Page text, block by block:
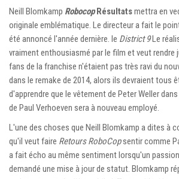
Neill Blomkamp RobocopRésultatsmettra en
originale emblématique. Le directeur a fait le
été annoncé l'année dernière. le District 9Le
vraiment enthousiasmé par le film et veut rendre
fans de la franchise n'étaient pas très ravi du
dans le remake de 2014, alors ils devraient tous
d'apprendre que le vêtement de Peter Weller
de Paul Verhoeven sera à nouveau employé.
L'une des choses que Neill Blomkamp a dites à
qu'il veut faire Retours RoboCopsentir comme
a fait écho au même sentiment lorsqu'un
demandé une mise à jour de statut. Blomkamp